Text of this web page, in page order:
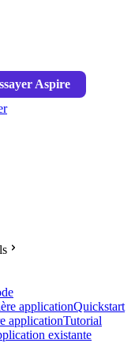
Aspire
applicationQuickstart
applicationTutorial
existante